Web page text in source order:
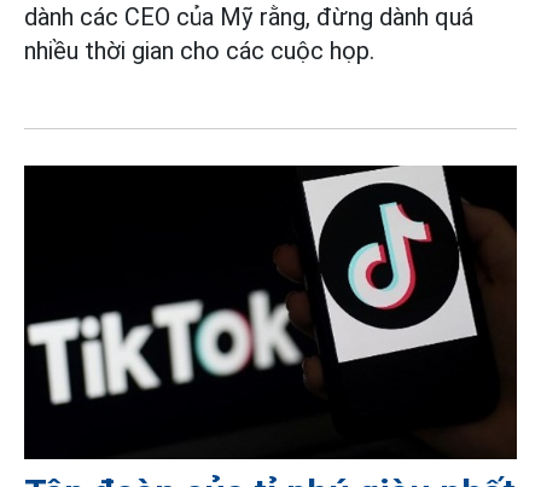
dành các CEO của Mỹ rằng, đừng dành quá
nhiều thời gian cho các cuộc họp.